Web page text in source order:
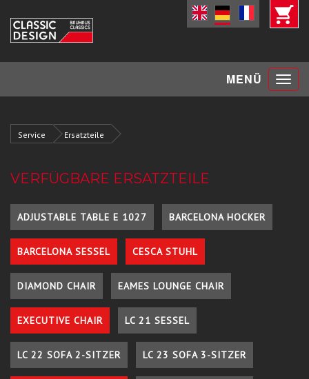
MENÜ Toggle
Service Ersatzteile
VERFÜGBARE ERSATZTEILE
ADJUSTABLE TABLE E 1027 BARCELONA HOCKER
BARCELONA SESSEL CESCA STUHL
DIAMOND CHAIR EAMES LOUNGE CHAIR
EXECUTIVE CHAIR LC 21 SESSEL
LC 22 SOFA 2-SITZER LC 23 SOFA 3-SITZER